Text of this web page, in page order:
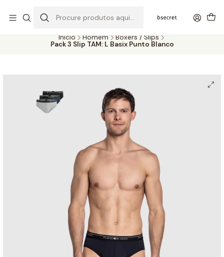
A 5 DIAS
Início Homem
Boxers / Slips
Pack 3 Slip TAM: L Basix Punto Blanco